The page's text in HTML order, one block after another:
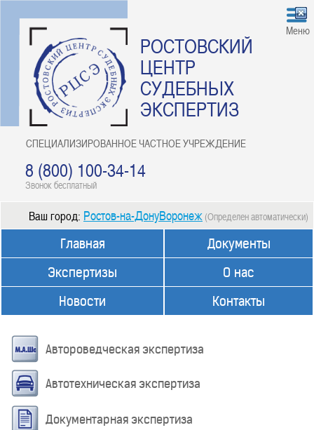
РОСТОВСКИЙ
ЦЕНТР
СУДЕБНЫХ
ЭКСПЕРТИЗ
СПЕЦИАЛИЗИРОВАННОЕ ЧАСТНОЕ УЧРЕЖДЕНИЕ
8 (800) 100-34-14
Звонок бесплатный
Меню
Ваш город: Ростов-на-ДонуВоронеж (Определен автоматически)
Главная
Экспертизы
Новости
Документы
О нас
Контакты
Автороведческая экспертиза
Автотехническая экспертиза
Документарная экспертиза